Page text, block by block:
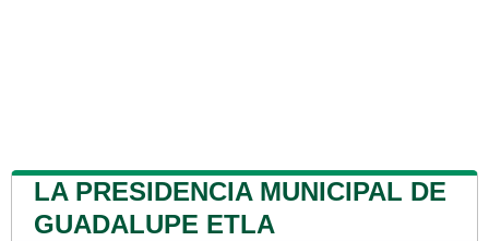
LA PRESIDENCIA MUNICIPAL DE
GUADALUPE ETLA